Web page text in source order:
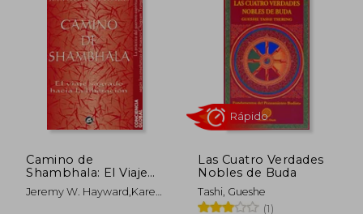
5%
dcto. 11,87 €
5%
dcto.
Camino de
Shambhala: El Viaje
Sagrado Hacia la
Liberación
Jeremy W. Hayward,Karen
Las Cuatro Verdades
Nobles de Buda
Tashi, Gueshe
(1)